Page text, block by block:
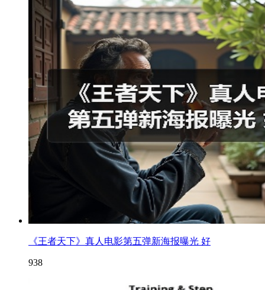
《王者天下》真人电影第五弹新海报曝光 好
938